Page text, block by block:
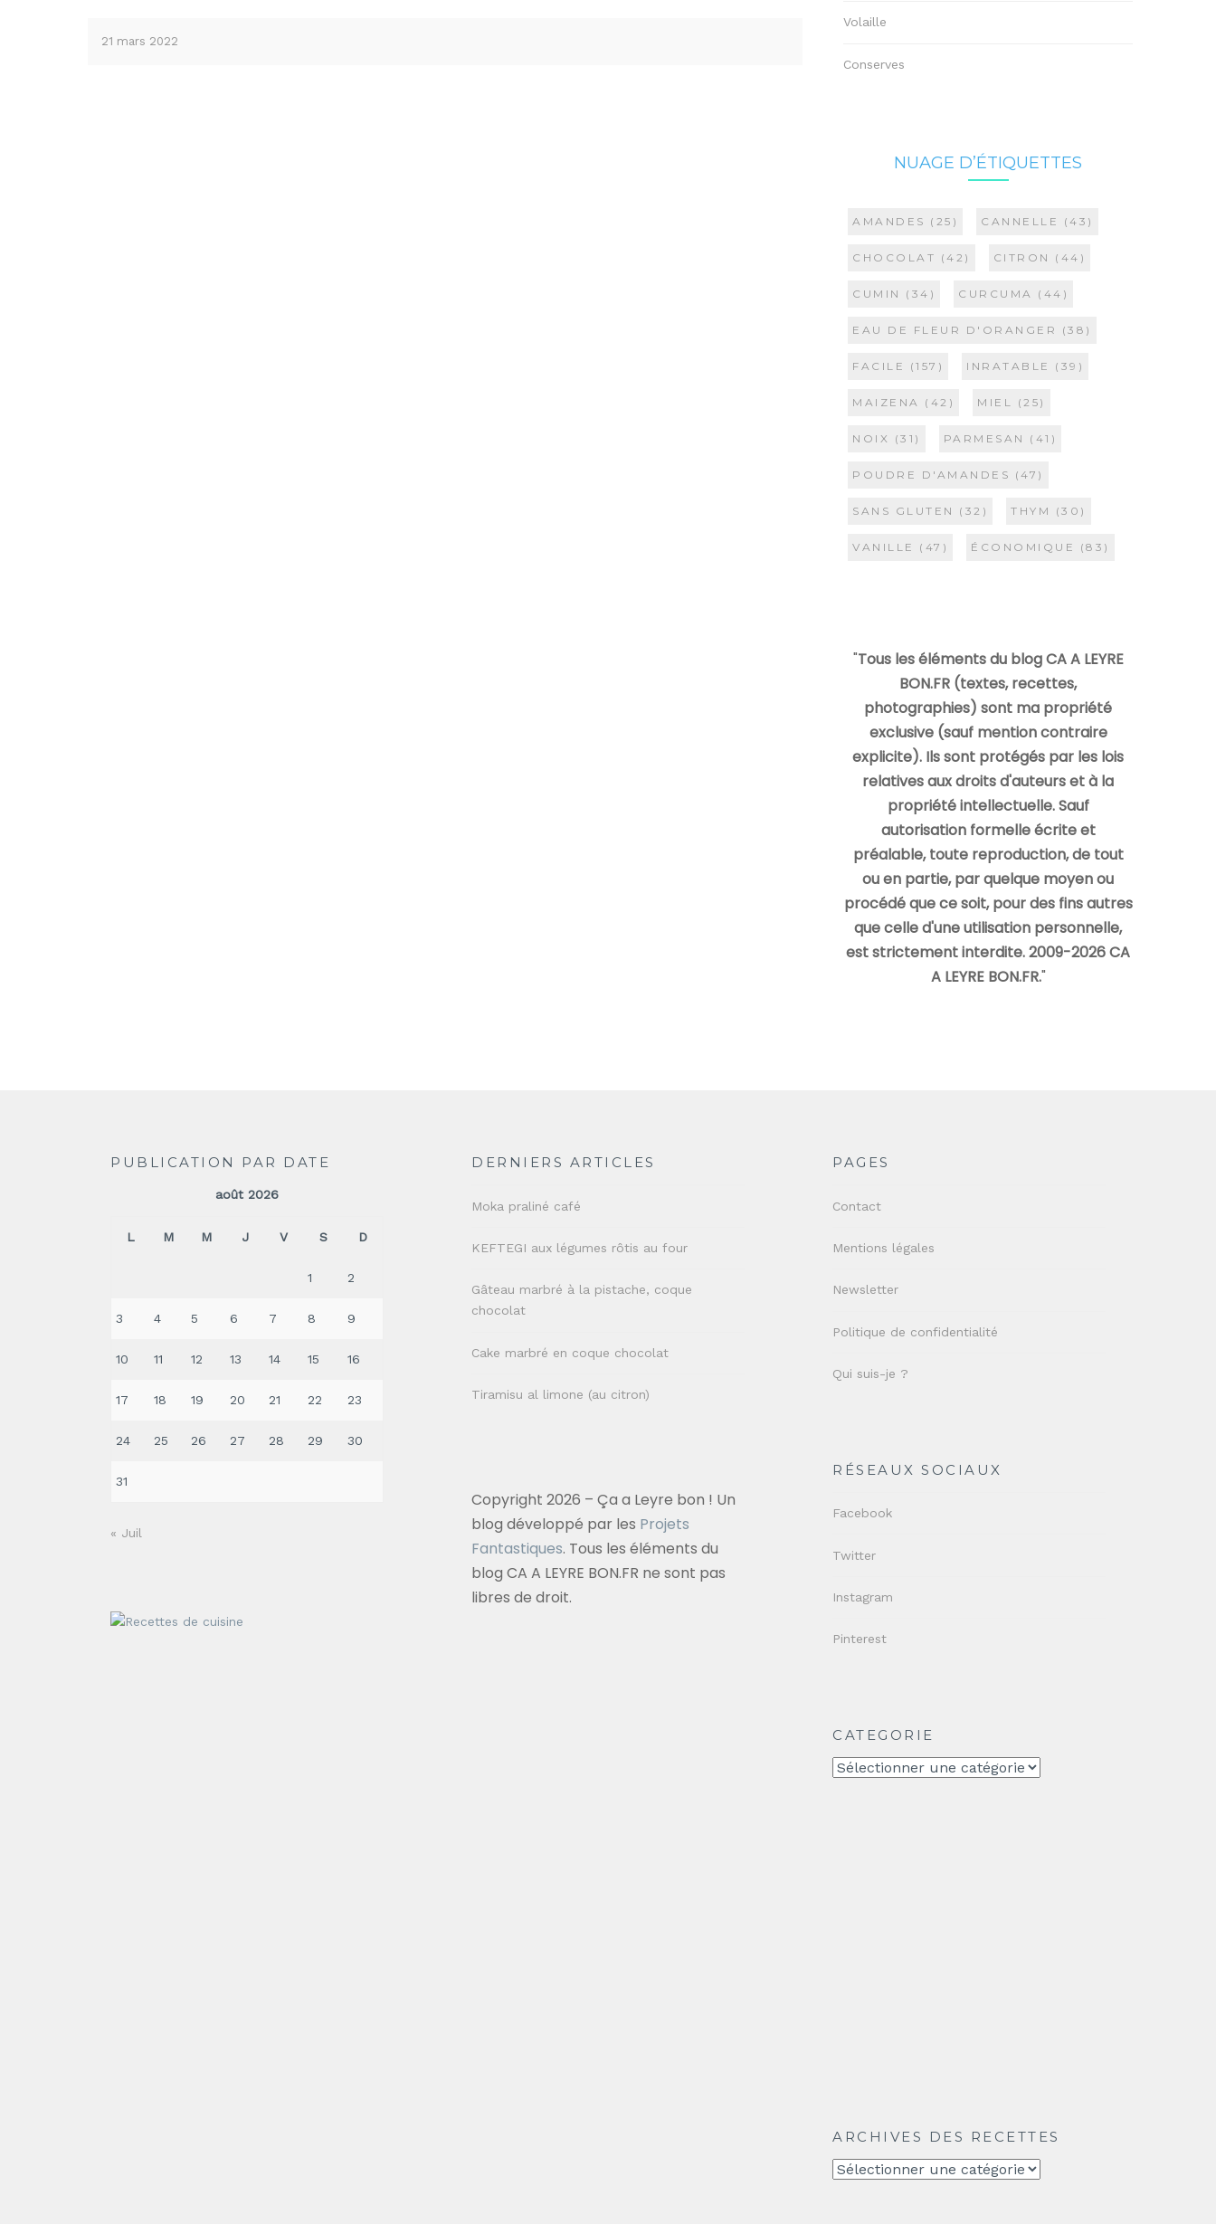
21 mars 2022
Volaille
Conserves
NUAGE D’ÉTIQUETTES
AMANDES (25) CANNELLE (43)
CHOCOLAT (42) CITRON (44)
CUMIN (34) CURCUMA (44)
EAU DE FLEUR D'ORANGER (38)
FACILE (157) INRATABLE (39)
MAIZENA (42) MIEL (25)
NOIX (31) PARMESAN (41)
POUDRE D'AMANDES (47)
SANS GLUTEN (32) THYM (30)
VANILLE (47) ÉCONOMIQUE (83)
"Tous les éléments du blog CA A LEYRE
BON.FR (textes, recettes,
photographies) sont ma propriété
exclusive (sauf mention contraire
explicite). Ils sont protégés par les lois
relatives aux droits d'auteurs et à la
propriété intellectuelle. Sauf
autorisation formelle écrite et
préalable, toute reproduction, de tout
ou en partie, par quelque moyen ou
procédé que ce soit, pour des fins autres
que celle d'une utilisation personnelle,
est strictement interdite. 2009-2026 CA
A LEYRE BON.FR."
PUBLICATION PAR DATE
août 2026
L M M J V S D
1 2
3 4 5 6 7 8 9
10 11 12 13 14 15 16
17 18 19 20 21 22 23
24 25 26 27 28 29 30
31
« Juil
DERNIERS ARTICLES
Moka praliné café
KEFTEGI aux légumes rôtis au four
Gâteau marbré à la pistache, coque
chocolat
Cake marbré en coque chocolat
Tiramisu al limone (au citron)
Copyright 2026 – Ça a Leyre bon ! Un
blog développé par les Projets
Fantastiques. Tous les éléments du
blog CA A LEYRE BON.FR ne sont pas
libres de droit.
PAGES
Contact
Mentions légales
Newsletter
Politique de confidentialité
Qui suis-je ?
RÉSEAUX SOCIAUX
Facebook
Twitter
Instagram
Pinterest
CATEGORIE
CATEGORIE
ARCHIVES DES RECETTES
Archives